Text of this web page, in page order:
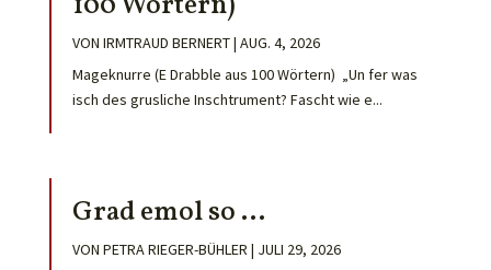
VON IRMTRAUD BERNERT| AUG. 4, 2026
Mageknurre (E Drabble aus 100 Wörtern) „Un fer was
isch des grusliche Inschtrument? Fascht wie e...
Grad emol so …
VON PETRA RIEGER-BÜHLER | JULI 29, 2026